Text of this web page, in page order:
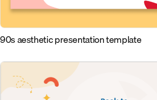
90s aesthetic presentation template